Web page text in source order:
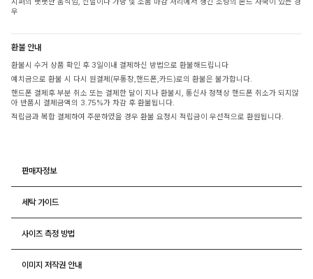
우
환불 안내
환불시 수거 상품 확인 후 3일이내 결제하신 방법으로 환불해드립니다
예치금으로 환불 시 다시 원결제(무통장,핸드폰,카드)로의 환불은 불가합니다.
핸드폰 결제후 부분 취소 또는 결제한 달이 지나 환불시, 통신사 정책상 핸드폰 취소가 되지않
아 반품시 결제금액의 3.75%가 차감 후 환불됩니다.
적립금과 복합 결제하여 주문하였을 경우 환불 요청시 적립금이 우선적으로 환원됩니다.
판매자정보
세탁 가이드
사이즈 측정 방법
이미지 저작권 안내